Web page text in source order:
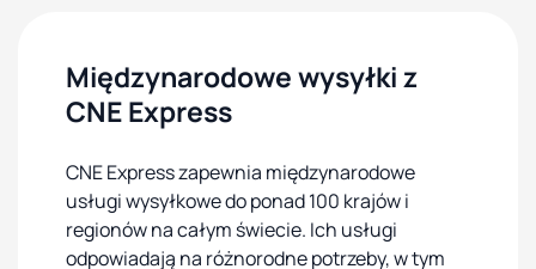
Międzynarodowe wysyłki z
CNE Express
CNE Express zapewnia międzynarodowe
usługi wysyłkowe do ponad 100 krajów i
regionów na całym świecie. Ich usługi
odpowiadają na różnorodne potrzeby, w tym